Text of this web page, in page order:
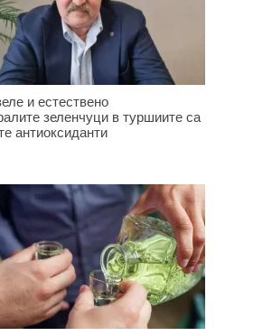
и естествено
зеленчуци в туршиите са
антиоксиданти